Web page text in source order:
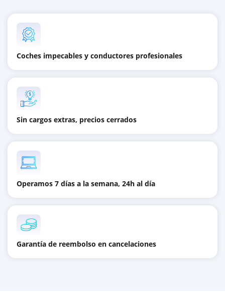
Coches impecables y conductores profesionales
Sin cargos extras, precios cerrados
Operamos 7 días a la semana, 24h al día
Garantía de reembolso en cancelaciones